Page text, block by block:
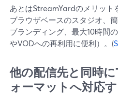
あとはStreamYardのメリット
ブラウザベースのスタジオ、
ブランディング、最大10時間
やVODへの再利用に便利）。(
他の配信先と同時
ォーマットへ対応